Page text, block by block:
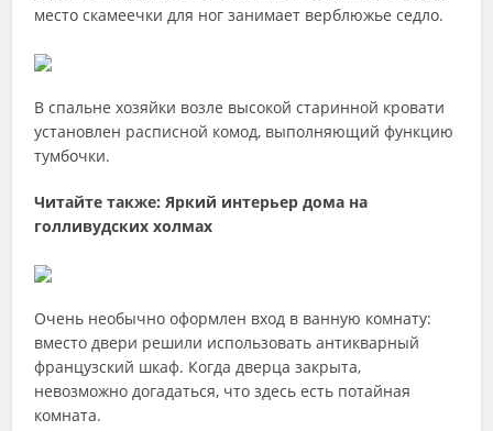
место скамеечки для ног занимает верблюжье седло.
В спальне хозяйки возле высокой старинной кровати
установлен расписной комод, выполняющий функцию
тумбочки.
Читайте также: Яркий интерьер дома на
голливудских холмах
Очень необычно оформлен вход в ванную комнату:
вместо двери решили использовать антикварный
французский шкаф. Когда дверца закрыта,
невозможно догадаться, что здесь есть потайная
комната.